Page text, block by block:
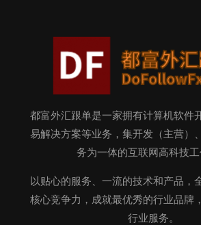
都富外汇跟单是一家拥有计算机软件
易解决方案等业务，集开发（主营）
务为一体的互联网高科技工
以贴心的服务、一流的技术和产品，
核心竞争力，成就最优秀的行业品牌
行业服务。